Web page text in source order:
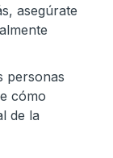
asegúrate
personas
cómo
de la